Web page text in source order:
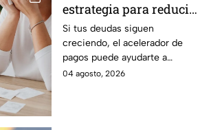
estrategia para reducir
tus deudas más rápido
y recuperar el control
de tus finanzas
Si tus deudas siguen
creciendo, el acelerador de
pagos puede ayudarte a
ordenar tus finanzas, priorizar
04 agosto, 2026